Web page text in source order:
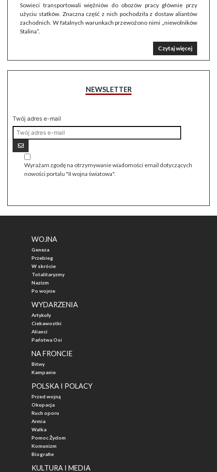
Sowieci transportowali więźniów do obozów pracy głównie przy
użyciu statków. Znaczna część z nich pochodziła z dostaw aliantów
zachodnich. W fatalnych warunkach przewożono nimi „niewolników
Stalina”.
Czytaj więcej
NEWSLETTER
Twój adres e-mail
Wyrażam zgodę na otrzymywanie wiadomości email dotyczących
nowości portalu "II wojna światowa".
WOJNA
Geneza
Przebieg
W skrócie
Totalitaryzmy
Nazizm
Po wojnie
WYDARZENIA
Artykuły
Ciekawostki
Alianci
Państwa Osi
NA FRONCIE
Bitwy
Kampanie
POLSKA I POLACY
Przed wojną
Okupacja
Ruch oporu
Armia
Walka
Pomoc Żydom
Komunizm
Biografie
KULTURA I MEDIA